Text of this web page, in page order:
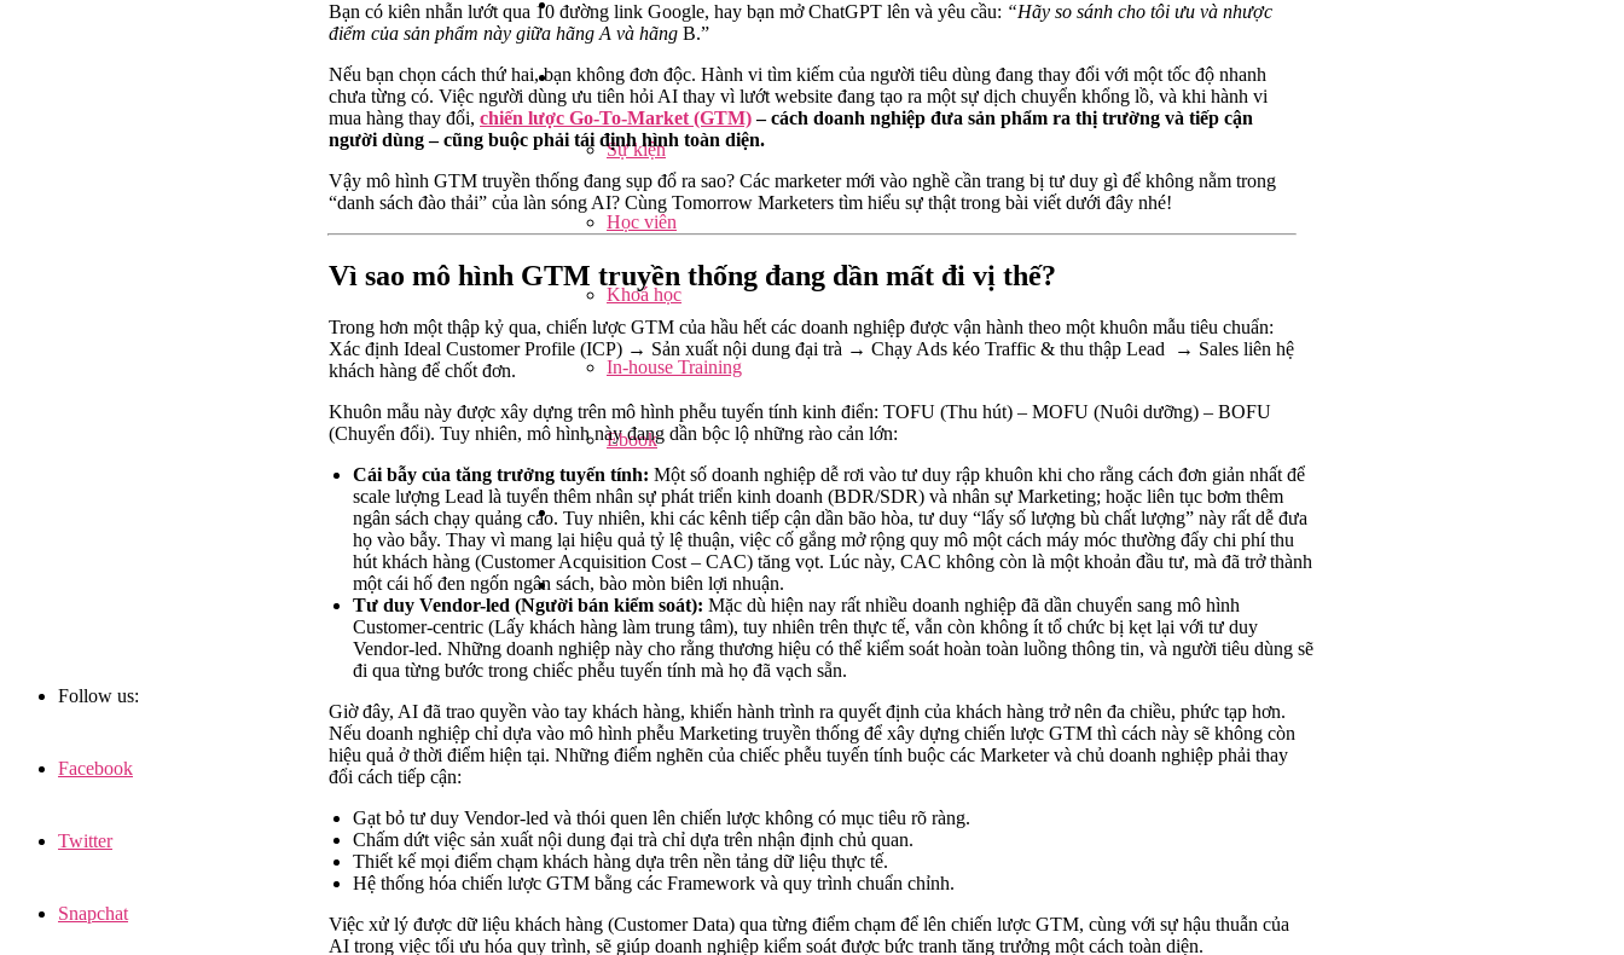
Sự kiện
Học viên
Khoá học
In-house Training
Ebook
Follow us:
Facebook
Twitter
Snapchat
Bạn có kiên nhẫn lướt qua 10 đường link Google, hay bạn mở ChatGPT lên và yêu cầu: “Hãy so sánh cho tôi ưu và nhược
điểm của sản phẩm này giữa hãng A và hãng B.”
Nếu bạn chọn cách thứ hai, bạn không đơn độc. Hành vi tìm kiếm của người tiêu dùng đang thay đổi với một tốc độ nhanh
chưa từng có. Việc người dùng ưu tiên hỏi AI thay vì lướt website đang tạo ra một sự dịch chuyển khổng lồ, và khi hành vi
mua hàng thay đổi, chiến lược Go-To-Market (GTM)– cách doanh nghiệp đưa sản phẩm ra thị trường và tiếp cận
người dùng – cũng buộc phải tái định hình toàn diện.
Vậy mô hình GTM truyền thống đang sụp đổ ra sao? Các marketer mới vào nghề cần trang bị tư duy gì để không nằm trong
“danh sách đào thải” của làn sóng AI? Cùng Tomorrow Marketers tìm hiểu sự thật trong bài viết dưới đây nhé!
Vì sao mô hình GTM truyền thống đang dần mất đi vị thế?
Trong hơn một thập kỷ qua, chiến lược GTM của hầu hết các doanh nghiệp được vận hành theo một khuôn mẫu tiêu chuẩn:
Xác định Ideal Customer Profile (ICP) → Sản xuất nội dung đại trà → Chạy Ads kéo Traffic & thu thập Lead → Sales liên hệ
khách hàng để chốt đơn.
Khuôn mẫu này được xây dựng trên mô hình phễu tuyến tính kinh điển: TOFU (Thu hút) – MOFU (Nuôi dưỡng) – BOFU
(Chuyển đổi). Tuy nhiên, mô hình này đang dần bộc lộ những rào cản lớn:
Cái bẫy của tăng trưởng tuyến tính: Một số doanh nghiệp dễ rơi vào tư duy rập khuôn khi cho rằng cách đơn giản nhất để
scale lượng Lead là tuyển thêm nhân sự phát triển kinh doanh (BDR/SDR) và nhân sự Marketing; hoặc liên tục bơm thêm
ngân sách chạy quảng cáo. Tuy nhiên, khi các kênh tiếp cận dần bão hòa, tư duy “lấy số lượng bù chất lượng” này rất dễ đưa
họ vào bẫy. Thay vì mang lại hiệu quả tỷ lệ thuận, việc cố gắng mở rộng quy mô một cách máy móc thường đẩy chi phí thu
hút khách hàng (Customer Acquisition Cost – CAC) tăng vọt. Lúc này, CAC không còn là một khoản đầu tư, mà đã trở thành
một cái hố đen ngốn ngân sách, bào mòn biên lợi nhuận.
Tư duy Vendor-led (Người bán kiểm soát): Mặc dù hiện nay rất nhiều doanh nghiệp đã dần chuyển sang mô hình
Customer-centric (Lấy khách hàng làm trung tâm), tuy nhiên trên thực tế, vẫn còn không ít tổ chức bị kẹt lại với tư duy
Vendor-led. Những doanh nghiệp này cho rằng thương hiệu có thể kiểm soát hoàn toàn luồng thông tin, và người tiêu dùng sẽ
đi qua từng bước trong chiếc phễu tuyến tính mà họ đã vạch sẵn.
Giờ đây, AI đã trao quyền vào tay khách hàng, khiến hành trình ra quyết định của khách hàng trở nên đa chiều, phức tạp hơn.
Nếu doanh nghiệp chỉ dựa vào mô hình phễu Marketing truyền thống để xây dựng chiến lược GTM thì cách này sẽ không còn
hiệu quả ở thời điểm hiện tại. Những điểm nghẽn của chiếc phễu tuyến tính buộc các Marketer và chủ doanh nghiệp phải thay
đổi cách tiếp cận:
Gạt bỏ tư duy Vendor-led và thói quen lên chiến lược không có mục tiêu rõ ràng.
Chấm dứt việc sản xuất nội dung đại trà chỉ dựa trên nhận định chủ quan.
Thiết kế mọi điểm chạm khách hàng dựa trên nền tảng dữ liệu thực tế.
Hệ thống hóa chiến lược GTM bằng các Framework và quy trình chuẩn chỉnh.
Việc xử lý được dữ liệu khách hàng (Customer Data) qua từng điểm chạm để lên chiến lược GTM, cùng với sự hậu thuẫn của
AI trong việc tối ưu hóa quy trình, sẽ giúp doanh nghiệp kiểm soát được bức tranh tăng trưởng một cách toàn diện.